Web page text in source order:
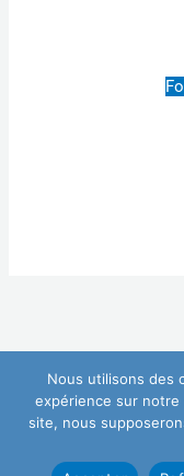
Généalogistes de
Mentions
Nous utilisons des
expérience sur
site, nous